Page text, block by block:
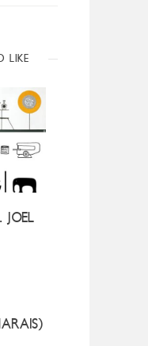
LIKE